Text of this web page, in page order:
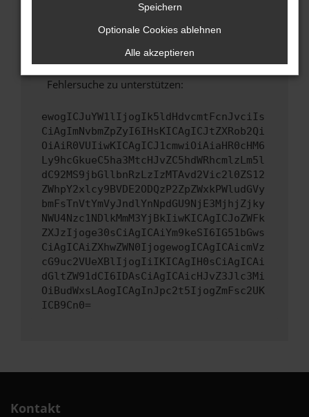
Wende dich an den Webseitenbetreiber.
Wenn du alle oben genannten Schritte versucht
hast, kontaktiere uns bitte. Wir werden
versuchen, das Problem zu beheben. Du kannst
uns diesen Text schicken, um uns bei der
Fehlersuche zu unterstützen:
ewogICJuYW1lIjogIk5ldHdvcmtFcnJvciIs
CiAgImNvbmZpZyI6IHsKICAgICJtZXRob2Qi
OiAiR0VUIiwKICAgICJ1cmwiOiAiaHR0cHM6
Ly9hcGkueC5ha3MtcHJvZC5hdWRhcmlzLm5l
dC92MS9jbGllbnRzLzIzMTAvd2Vic2l0ZS12
ZWhpY2xlcy9BVDE2ODQzP2ZpZWxkPWludGVy
bmFsTnVtYmVyJndlYnNpdGU9NjE3MjhjZjky
NWU4Nzc1NDlkMmM3YjBkIiwKICAgICJoZWFk
ZXJzIjoge30sCiAgICAiYm9keSI6IG51bGws
CiAgICAiZXhwZWN0IjogewogICAgICAicmVz
cG9uc2VUeXBlIjogIiIKICAgIH0sCiAgICAi
dGltZW91dCI6IDAsCiAgICAicHJvZ3Jlc3Mi
OiBudWxsLAogICAgInJpc2t5IjogZmFsc2UK
ICB9Cn0=
Kontakt
Speichern
Optionale Cookies ablehnen
Alle akzeptieren